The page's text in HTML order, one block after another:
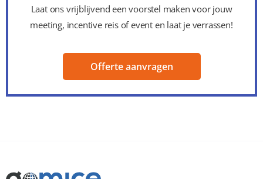
Laat ons vrijblijvend een voorstel maken voor jouw
meeting, incentive reis of event en laat je verrassen!
Offerte aanvragen